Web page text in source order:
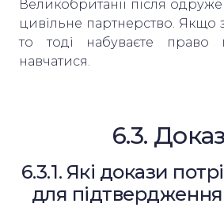
Великобританії після
цивільне партнерство. Якщо
то тоді набуваєте право
навчатися.
6.3.
6.3.1. Які докази
для підтвердження